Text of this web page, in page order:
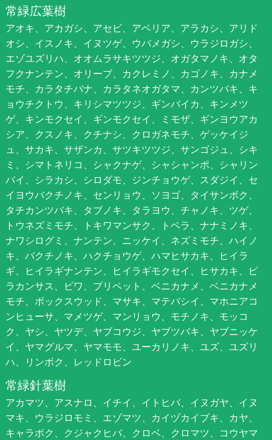
常緑広葉樹
アオキ、アカガシ、アセビ、アベリア、アラカシ、アリド
オシ、イスノキ、イヌツゲ、ウバメガシ、ウラジロガシ、
エゾユズリハ、オオムラサキツツジ、オガタマノキ、オタ
フクナンテン、オリーブ、カクレミノ、カゴノキ、カナメ
モチ、カラタチバナ、カラタネオガタマ、カンツバキ、キ
ョウチクトウ、キリシマツツジ、ギンバイカ、キンメツ
ゲ、キンモクセイ、ギンモクセイ、ミモザ、ギンヨウアカ
シア、クスノキ、クチナシ、クロガネモチ、ゲッケイジ
ュ、サカキ、サザンカ、サツキツツジ、サンゴジュ、シキ
ミ、シマトネリコ、シャクナゲ、シャシャンポ、シャリン
バイ、シラカシ、シロダモ、ジンチョウゲ、スダジイ、セ
イヨウバクチノキ、センリョウ、ソヨゴ、タイサンボク、
タチカンツバキ、タブノキ、タラヨウ、チャノキ、ツゲ、
トウネズミモチ、トキワマンサク、トベラ、ナナミノキ、
ナワシログミ、ナンテン、ニッケイ、ネズミモチ、ハイノ
キ、バクチノキ、ハクチョウゲ、ハマヒサカキ、ヒイラ
ギ、ヒイラギナンテン、ヒイラギモクセイ、ヒサカキ、ピ
ラカンサス、ビワ、プリペット、ベニカナメ、ベニカナメ
モチ、ボックスウッド、マサキ、マテバシイ、マホニアコ
ンヒューサ、マメツゲ、マンリョウ、モチノキ、モッコ
ク、ヤシ、ヤツデ、ヤブコウジ、ヤブツバキ、ヤブニッケ
イ、ヤマグルマ、ヤマモモ、ユーカリノキ、ユズ、ユズリ
ハ、リンボク、レッドロビン
常緑針葉樹
アカマツ、アスナロ、イチイ、イトヒバ、イヌガヤ、イヌ
マキ、ウラジロモミ、エゾマツ、カイヅカイブキ、カヤ、
キャラボク、クジャクヒバ、クロベ、クロマツ、コウヤマ